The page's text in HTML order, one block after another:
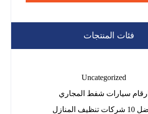
فئات المنتجات
Uncategorized
ارقام سيارات شفط المجاري
تنظيف المنازل